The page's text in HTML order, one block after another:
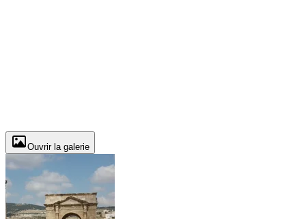
Ouvrir la galerie